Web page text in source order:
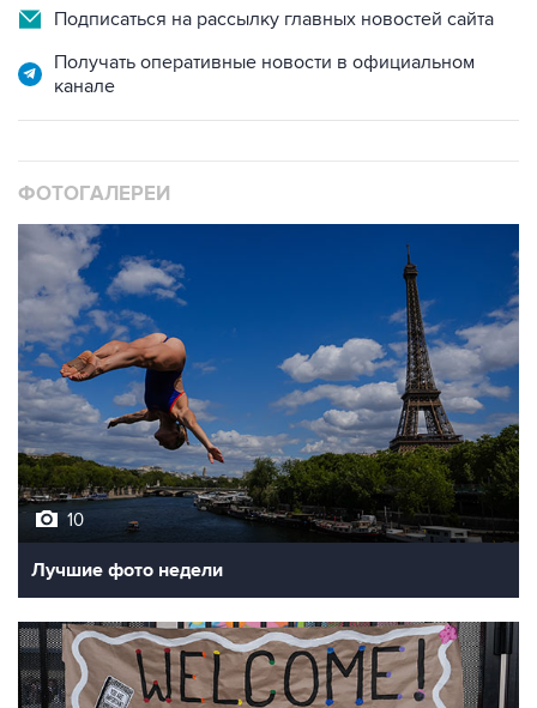
Подписаться на рассылку главных новостей сайта
Получать оперативные новости в официальном
канале
ФОТОГАЛЕРЕИ
10
Лучшие фото недели